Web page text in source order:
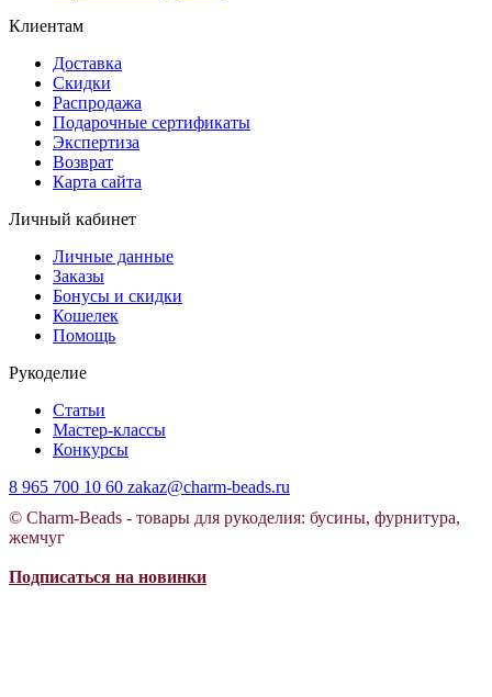
Клиентам
Доставка
Скидки
Распродажа
Подарочные сертификаты
Экспертиза
Возврат
Карта сайта
Личный кабинет
Личные данные
Заказы
Бонусы и скидки
Кошелек
Помощь
Рукоделие
Статьи
Мастер-классы
Конкурсы
8 965 700 10 60 zakaz@charm-beads.ru
© Charm-Beads - товары для рукоделия: бусины, фурнитура,
жемчуг
Подписаться на новинки